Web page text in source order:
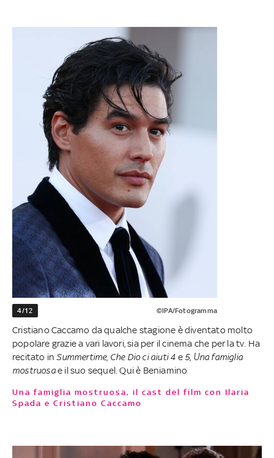
4/12 ©IPA/Fotogramma
Cristiano Caccamo da qualche stagione è diventato molto
popolare grazie a vari lavori, sia per il cinema che per la tv. Ha
recitato inSummertime, Che Dio ci aiuti 4 e5, Una famiglia
mostruosae il suo sequel. Qui è Beniamino
Una famiglia mostruosa, il cast del film con Ilaria
Spada e Cristiano Caccamo